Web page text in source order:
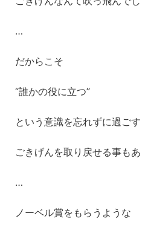
…
だからこそ
“誰かの役に立つ”
という意識を忘れずに過ごす
ごきげんを取り戻せる事もあ
…
ノーベル賞をもらうような